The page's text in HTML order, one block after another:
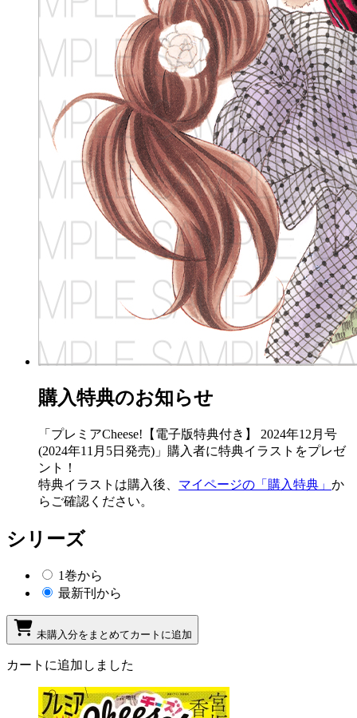
購入特典のお知らせ
「プレミアCheese!【電子版特典付き】 2024年12月号
(2024年11月5日発売)」購入者に特典イラストをプレゼ
ント！
特典イラストは購入後、 マイページの「購入特典」 か
らご確認ください。
シリーズ
1巻から
最新刊から
未購入分をまとめてカートに追加
カートに追加しました